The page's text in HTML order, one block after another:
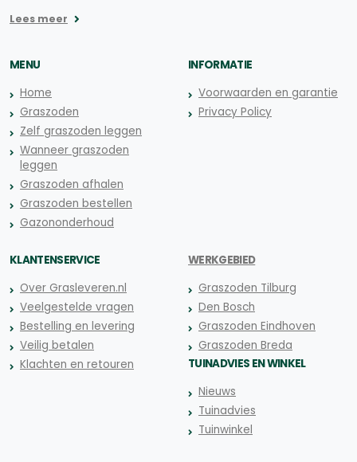
Lees meer
MENU
Home
Graszoden
Zelf graszoden leggen
Wanneer graszoden
leggen
Graszoden afhalen
Graszoden bestellen
Gazononderhoud
INFORMATIE
Voorwaarden en garantie
Privacy Policy
KLANTENSERVICE
Over Grasleveren.nl
Veelgestelde vragen
Bestelling en levering
Veilig betalen
Klachten en retouren
WERKGEBIED
Graszoden Tilburg
Den Bosch
Graszoden Eindhoven
Graszoden Breda
TUINADVIES EN WINKEL
Nieuws
Tuinadvies
Tuinwinkel